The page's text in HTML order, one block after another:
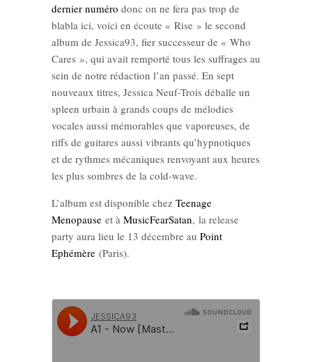
dernier numéro donc on ne fera pas trop de
blabla ici, voici en écoute « Rise » le second
album de Jessica93, fier successeur de « Who
Cares », qui avait remporté tous les suffrages au
sein de notre rédaction l’an passé. En sept
nouveaux titres, Jessica Neuf-Trois déballe un
spleen urbain à grands coups de mélodies
vocales aussi mémorables que vaporeuses, de
riffs de guitares aussi vibrants qu’hypnotiques
et de rythmes mécaniques renvoyant aux heures
les plus sombres de la cold-wave.
L’album est disponible chez Teenage
Menopause et à MusicFearSatan, la release
party aura lieu le 13 décembre au Point
Ephémère (Paris).